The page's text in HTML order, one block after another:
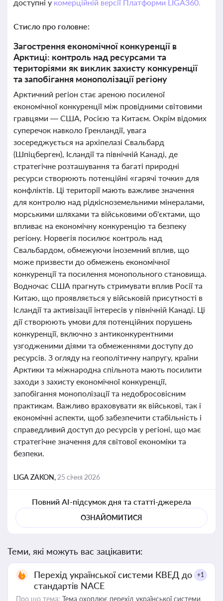
доступні у комерційній версії Платформи LIGA360.
Стисло про головне:
Загострення економічної конкуренції в
Арктиці: контроль над ресурсами та
територіями як виклик захисту конкуренції
та запобігання монополізації регіону
Арктичний регіон стає ареною посиленої
економічної конкуренції між провідними світовими
гравцями — США, Росією та Китаєм. Окрім відомих
суперечок навколо Гренландії, увага
зосереджується на архіпелазі Свальбард
(Шпіцберген), Ісландії та північній Канаді, де
стратегічне розташування та багаті природні
ресурси створюють потенційні «гарячі точки» для
конфліктів. Ці території мають важливе значення
для контролю над рідкісноземельними мінералами,
морськими шляхами та військовими об'єктами, що
впливає на економічну конкуренцію та безпеку
регіону. Норвегія посилює контроль над
Свальбардом, обмежуючи іноземний вплив, що
може призвести до обмежень економічної
конкуренції та посилення монопольного становища.
Водночас США прагнуть стримувати вплив Росії та
Китаю, що проявляється у військовій присутності в
Ісландії та активізації інтересів у північній Канаді. Ці
дії створюють умови для потенційних порушень
конкуренції, включно з антиконкурентними
узгодженими діями та обмеженнями доступу до
ресурсів. З огляду на геополітичну напругу, країни
Арктики та міжнародна спільнота мають посилити
заходи з захисту економічної конкуренції,
запобігання монополізації та недобросовісним
практикам. Важливо враховувати як військові, так і
економічні аспекти, щоб забезпечити стабільність і
справедливий доступ до ресурсів у регіоні, що має
стратегічне значення для світової економіки та
безпеки.
LIGA ZAKON, 25 січня 2026
Повний AI-підсумок дня та статті-джерела
ОЗНАЙОМИТИСЯ
Теми, які можуть вас зацікавити:
Перехід української системи КВЕД до
стандартів NACE
+1
Про що тема: Тема охоплює перехід української системи